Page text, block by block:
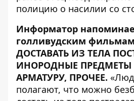
полицию о насилии со
Информатор
голливудским
ДОСТАВАТЬ ИЗ ТЕЛА
ИНОРОДНЫЕ
АРМАТУРУ, ПРОЧЕЕ.
полагают, что можно